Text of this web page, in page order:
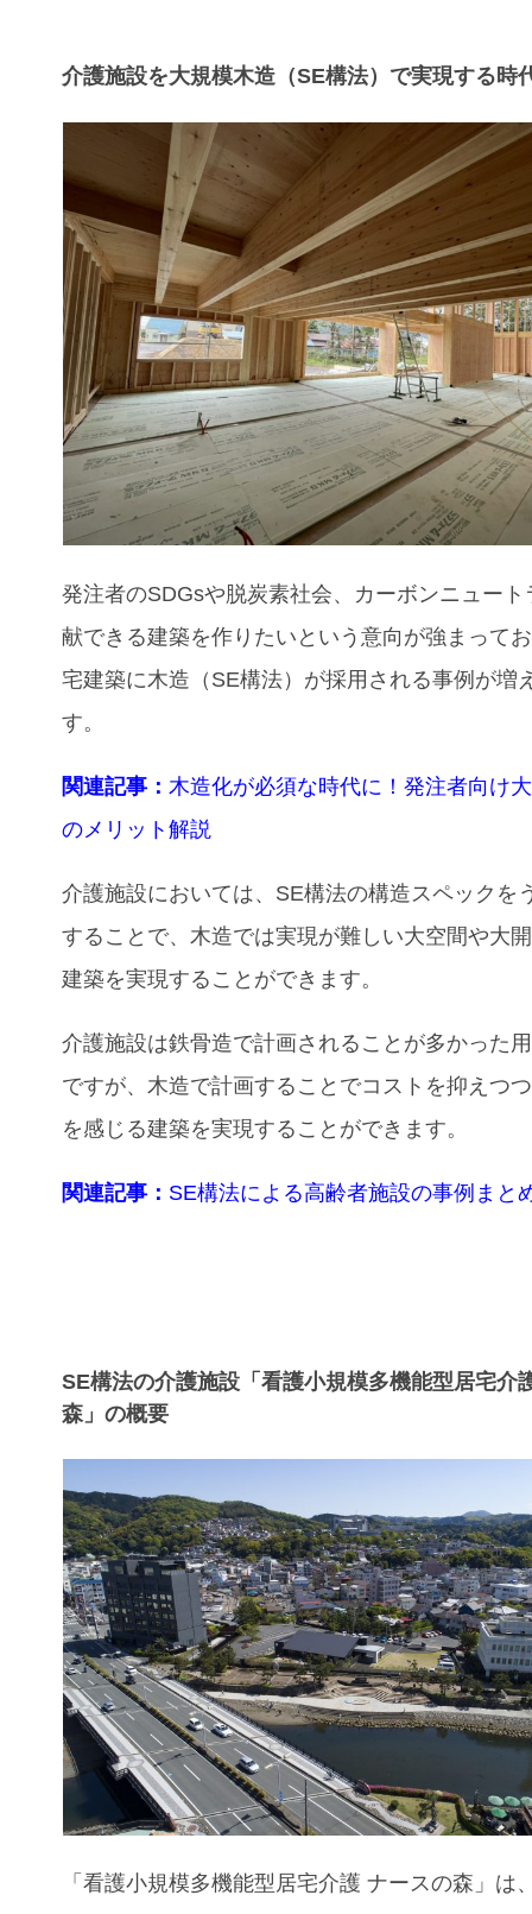
介護施設を大規模木造（SE構法）で実現する時
発注者のSDGsや脱炭素社会、カーボンニュート
献できる建築を作りたいという意向が強まって
宅建築に木造（SE構法）が採用される事例が増
す。
関連記事： 木造化が必須な時代に！発注者向け
のメリット解説
介護施設においては、SE構法の構造スペックを
することで、木造では実現が難しい大空間や大
建築を実現することができます。
介護施設は鉄骨造で計画されることが多かった
ですが、木造で計画することでコストを抑えつ
を感じる建築を実現することができます。
関連記事： SE構法による高齢者施設の事例まと
SE構法の介護施設「​​看護小規模多機能型居宅介
森」の概要
「看護小規模多機能型居宅介護 ナースの森」は